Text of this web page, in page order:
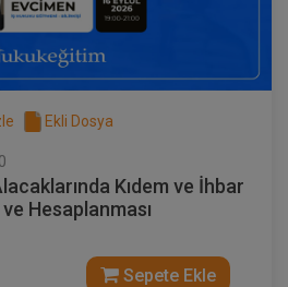
Ekli Dosya
Kıdem ve İhbar
Hesaplanması
Sepete Ekle